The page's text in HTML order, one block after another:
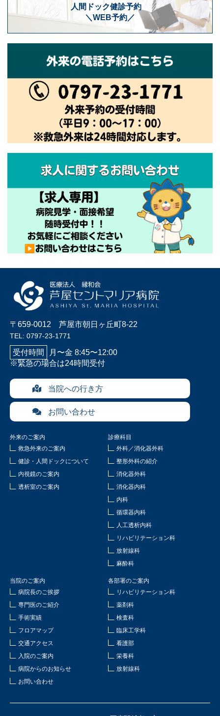
人間ドック健診予約
＼WEB予約／
当院への行き方
お問い合わせ
〒659-0012 芦屋市朝日ヶ丘町8-22
TEL: 0797-23-1771
受付時間
月〜金 8:45〜12:00
※緊急の場合は24時間受付
外来のご案内
救急外来のご案内
健診・人間ドックについて
内視鏡のご案内
透析室のご案内
診療科目
外科／消化器外科
整形外科の紹介
消化器外科
消化器内科
内科
循環器内科
人工透析内科
リハビリテーション科
放射線科
麻酔科
当院のご案内
病院長のご挨拶
専門医のご紹介
手術実績
フロアマップ
交通アクセス
入院のご案内
病院からのお知らせ
お問い合わせ
各部署のご案内
リハビリテーション科
薬剤科
検査科
臨床工学科
看護部
栄養科
放射線科